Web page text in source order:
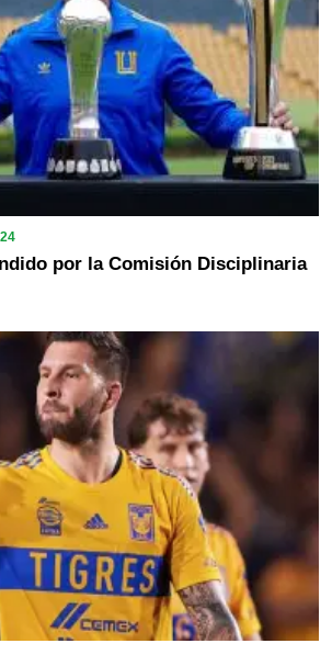
por la Comisión Disciplinaria